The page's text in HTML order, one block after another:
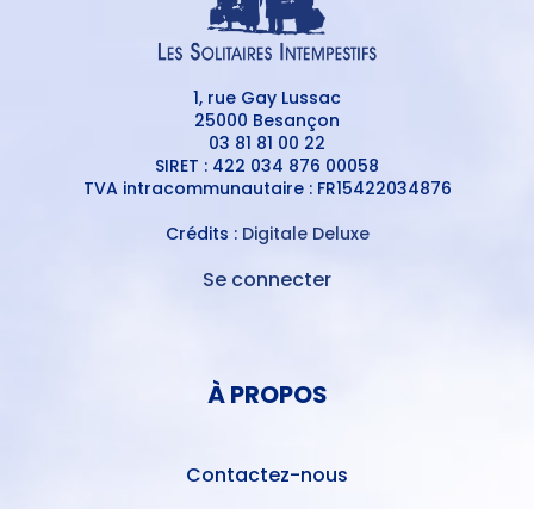
1, rue Gay Lussac
25000 Besançon
03 81 81 00 22
SIRET : 422 034 876 00058
TVA intracommunautaire : FR15422034876
Crédits : Digitale Deluxe
Se connecter
À PROPOS
Contactez-nous